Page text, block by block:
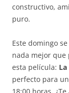
constructivo,
puro.
Este domingo
nada mejor que
esta película:
perfecto para